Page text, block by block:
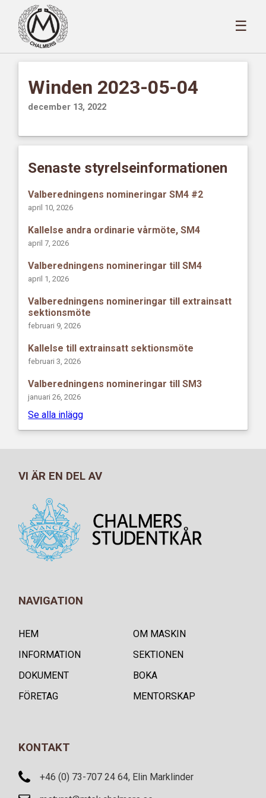
☰
Winden 2023-05-04
december 13, 2022
Senaste styrelseinformationen
Valberedningens nomineringar SM4 #2
april 10, 2026
Kallelse andra ordinarie vårmöte, SM4
april 7, 2026
Valberedningens nomineringar till SM4
april 1, 2026
Valberedningens nomineringar till extrainsatt
sektionsmöte
februari 9, 2026
Kallelse till extrainsatt sektionsmöte
februari 3, 2026
Valberedningens nomineringar till SM3
januari 26, 2026
Se alla inlägg
VI ÄR EN DEL AV
NAVIGATION
HEM
OM MASKIN
INFORMATION
SEKTIONEN
DOKUMENT
BOKA
FÖRETAG
MENTORSKAP
KONTAKT
+46 (0) 73-707 24 64, Elin Marklinder